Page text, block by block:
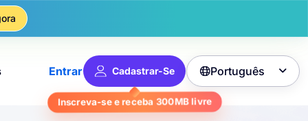
Entrar Cadastrar-Se
Inscreva-se e receba 300MBlivre
Português 